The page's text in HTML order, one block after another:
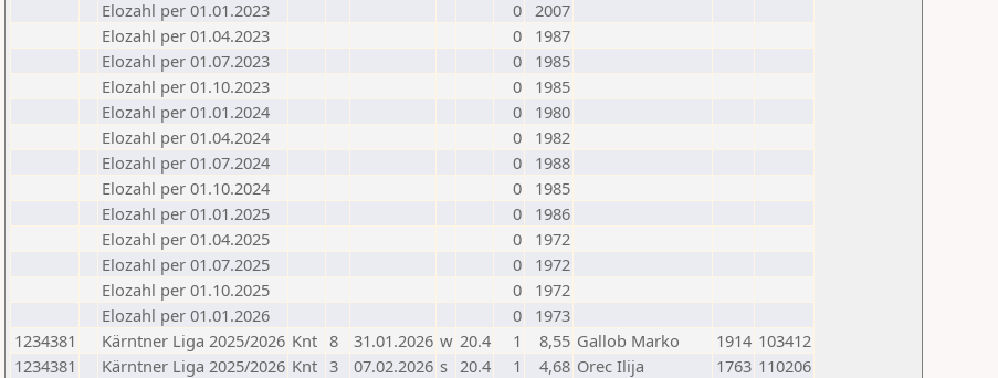
Elozahl per 01.01.2023
0 2007
Elozahl per 01.04.2023
0
1987
Elozahl per 01.07.2023
0
1985
Elozahl per 01.10.2023
0
1985
Elozahl per 01.01.2024
0
1980
Elozahl per 01.04.2024
0
1982
Elozahl per 01.07.2024
0
1988
Elozahl per 01.10.2024
0
1985
Elozahl per 01.01.2025
0
1986
Elozahl per 01.04.2025
0
1972
Elozahl per 01.07.2025
0
1972
Elozahl per 01.10.2025
0
1972
Elozahl per 01.01.2026
0
1973
1234381
Kärntner Liga 2025/2026 Knt 8 31.01.2026 w 20.4 1 8,55 Gallob Marko 1914 103412
1234381
Kärntner Liga 2025/2026 Knt 3 07.02.2026 s 20.4 1 4,68 Orec Ilija 1763 110206